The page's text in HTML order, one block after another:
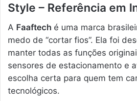
Style – Referência em
A Faaftech é uma marca
medo de “cortar fios”. Ela foi
manter todas as funções
sensores de estacionamento e
escolha certa para quem tem
tecnológicos.